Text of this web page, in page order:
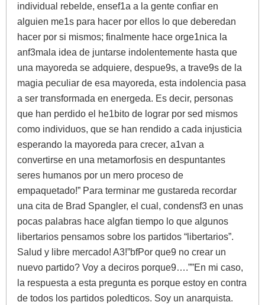
individual rebelde, ensef1a a la gente confiar en
alguien me1s para hacer por ellos lo que deberedan
hacer por si mismos; finalmente hace orge1nica la
anf3mala idea de juntarse indolentemente hasta que
una mayoreda se adquiere, despue9s, a trave9s de la
magia peculiar de esa mayoreda, esta indolencia pasa
a ser transformada en energeda. Es decir, personas
que han perdido el he1bito de lograr por sed mismos
como individuos, que se han rendido a cada injusticia
esperando la mayoreda para crecer, a1van a
convertirse en una metamorfosis en despuntantes
seres humanos por un mero proceso de
empaquetado!” Para terminar me gustareda recordar
una cita de Brad Spangler, el cual, condensf3 en unas
pocas palabras hace algfan tiempo lo que algunos
libertarios pensamos sobre los partidos “libertarios”.
Salud y libre mercado! A3!”bfPor que9 no crear un
nuevo partido? Voy a deciros porque9….””En mi caso,
la respuesta a esta pregunta es porque estoy en contra
de todos los partidos poledticos. Soy un anarquista.